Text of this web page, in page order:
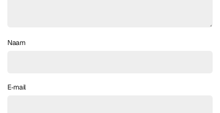
Naam
E‑mail